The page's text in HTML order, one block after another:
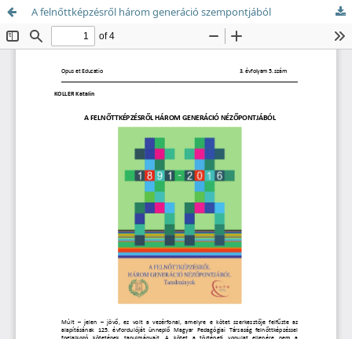
A felnőttképzésről három generáció szempontjából